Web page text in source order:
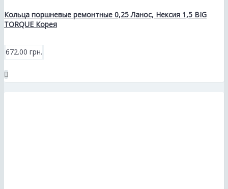
Кольца поршневые ремонтные 0,25 Ланос, Нексия 1,5 BIG
TORQUE Корея
672.00 грн.